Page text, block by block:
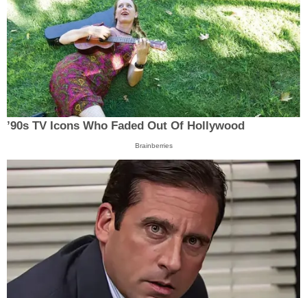
’90s TV Icons Who Faded Out Of Hollywood
Brainberries